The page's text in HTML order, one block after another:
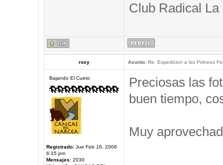
Club Radical La
roxy Asunto:Re: Expedicion a los Pirineos
Bajando El Cueto
Registrado:Jue Feb 16, 2006
6:15 pm
Mensajes:2030
Preciosas las
buen tiempo,
Muy